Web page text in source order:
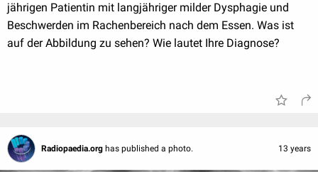
jährigen Patientin mit langjähriger milder Dysphagie und
Beschwerden im Rachenbereich nach dem Essen. Was ist
auf der Abbildung zu sehen? Wie lautet Ihre Diagnose?
Radiopaedia.org has published a photo. 13 years